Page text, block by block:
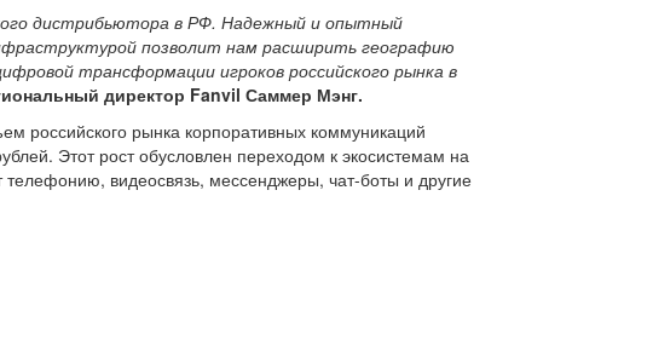
дистрибьютора в РФ. Надежный и опытный
позволит нам расширить географию
трансформации игроков российского рынка в
директор Fanvil Саммер Мэнг.
российского рынка корпоративных коммуникаций
Этот рост обусловлен переходом к экосистемам на
видеосвязь, мессенджеры, чат-боты и другие